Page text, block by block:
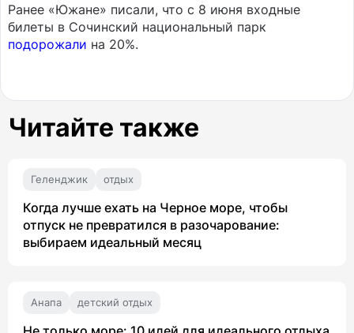
Ранее «Южане» писали, что с 8 июня входные
билеты в Сочинский национальный парк
подорожали на 20%.
Читайте также
Геленджик отдых
Когда лучше ехать на Черное море, чтобы
отпуск не превратился в разочарование:
выбираем идеальный месяц
Анапа детский отдых